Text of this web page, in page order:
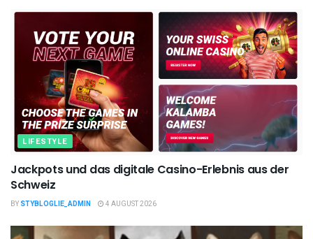
LIFESTYLE
Jackpots und das digitale Casino-Erlebnis aus der
Schweiz
BY STYBLOGLIE_ADMIN 4 AUGUST 2026